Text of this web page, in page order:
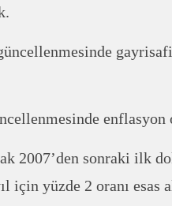
enflasyon
2007’den sonraki ilk
yüzde 2 oranı esas